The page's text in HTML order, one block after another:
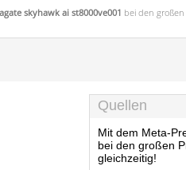
skyhawk ai st8000ve001 bei den großen
Quellen
Mit dem Meta-
bei den großen
gleichzeitig!